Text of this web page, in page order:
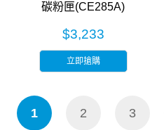
碳粉匣(CE285A)
$3,233
立即搶購
1 2 3